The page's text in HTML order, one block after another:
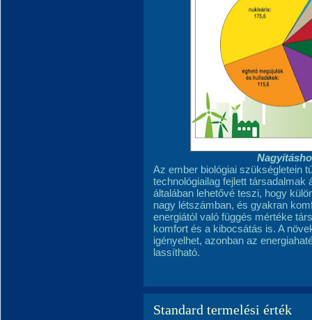
Az ember biológiai szükségletein
technológiailag fejlett
általában lehetővé teszi, hogy
nagy létszámban, és gyakran
energiától való függés mértéke
komfort és a kibocsátás is. A
igényelhet, azonban az
lassítható.
Standard termelési érték